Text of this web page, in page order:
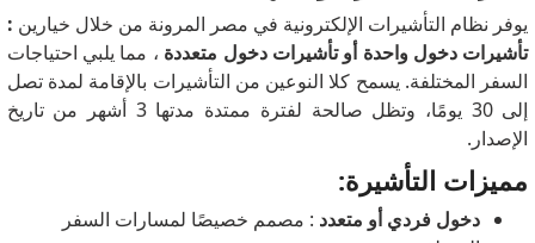
يوفر نظام التأشيرات الإلكترونية في مصر المرونة من خلال خيارين :
تأشيرات دخول واحدة أو تأشيرات دخول متعددة ، مما يلبي احتياجات
السفر المختلفة. يسمح كلا النوعين من التأشيرات بالإقامة لمدة تصل
إلى 30 يومًا، وتظل صالحة لفترة ممتدة مدتها 3 أشهر من تاريخ
الإصدار.
مميزات التأشيرة:
دخول فردي أو متعدد : مصمم خصيصًا لمسارات السفر